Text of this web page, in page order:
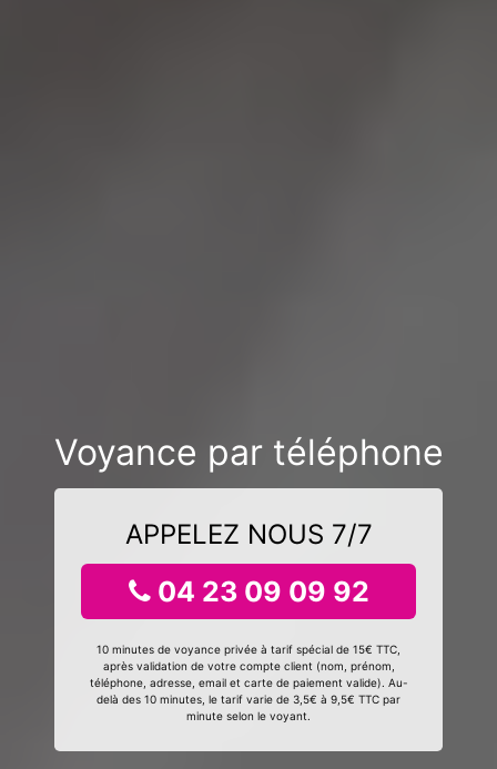
Voyance par téléphone
APPELEZ NOUS 7/7
04 23 09 09 92
10 minutes de voyance privée à tarif spécial de 15€ TTC,
après validation de votre compte client (nom, prénom,
téléphone, adresse, email et carte de paiement valide). Au-
delà des 10 minutes, le tarif varie de 3,5€ à 9,5€ TTC par
minute selon le voyant.